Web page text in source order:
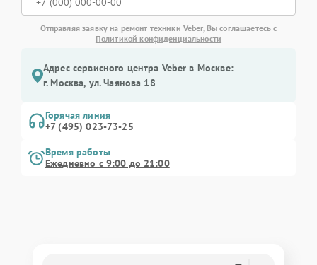
Отправляя заявку на ремонт техники Veber, Вы соглашаетесь с
Политикой конфиденциальности
Адрес сервисного центра Veber в Москве:
г. Москва, ул. Чаянова 18
Горячая линия
+7 (495) 023-73-25
Время работы
Ежедневно с 9:00 до 21:00